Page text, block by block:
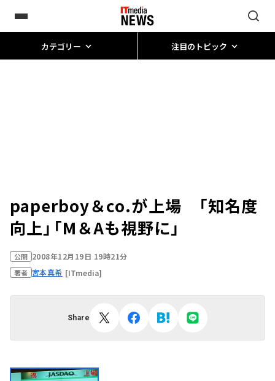
カテゴリー 注目のトピック
paperboy＆co.が上場 「知名度
向上」「M＆Aも視野に」
公開 2008年12月19日 19時21分
著者 宮本真希 [ITmedia]
Share